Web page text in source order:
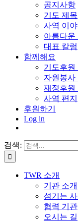
공지사항
기도 제목
사역 이야
아름다운
대표 칼럼
함께해요
기도후원
자원봉사
재정후원
사역 편지
후원하기
Log in
검색:
TWR 소개
기관 소개
섬기는
협력 기관
오시는 길